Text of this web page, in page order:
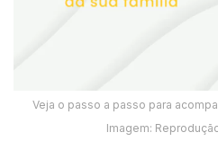
Veja o passo a passo para
Imagem: